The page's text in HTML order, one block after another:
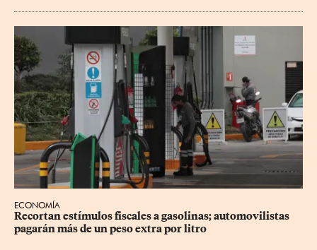
ECONOMÍA
Recortan estímulos fiscales a gasolinas; automovilistas
pagarán más de un peso extra por litro